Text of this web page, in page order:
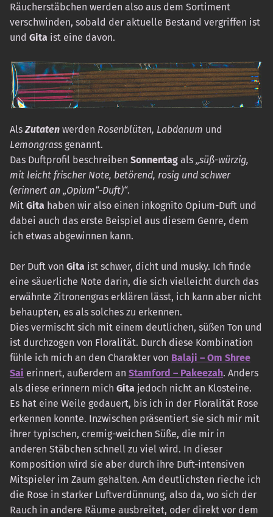
Räucherstäbchen werden also aus dem Sortiment
verschwinden, sobald der aktuelle Bestand vergriffen ist
und Gita ist eine davon.
Als Zutaten werden Rosenblüten, Labdanum und
Lemongrass genannt.
Das Duftprofil beschreiben Sonnentag als „süß-würzig,
mit leicht frischer Note, betörend, rosig und schwer
(erinnert an „Opium“-Duft)“.
Mit Gita haben wir also einen inkognito Opium-Duft und
dabei auch das erste Beispiel aus diesem Genre, dem
ich etwas abgewinnen kann.
Der Duft von Gita ist schwer, dicht und musky. Ich finde
eine säuerliche Note darin, die sich vielleicht durch das
erwähnte Zitronengras erklären lässt, ich kann aber nicht
behaupten, es als solches zu erkennen.
Dies vermischt sich mit einem deutlichen, süßen Ton und
ist durchzogen von Floralität. Durch diese Kombination
fühle ich mich an den Charakter von Balaji – Om Shree
Sai erinnert, außerdem an Stamford – Pakeezah. Anders
als diese erinnern mich Gita jedoch nicht an Klosteine.
Es hat eine Weile gedauert, bis ich in der Floralität Rose
erkennen konnte. Inzwischen präsentiert sie sich mir mit
ihrer typischen, cremig-weichen Süße, die mir in
anderen Stäbchen schnell zu viel wird. In dieser
Komposition wird sie aber durch ihre Duft-intensiven
Mitspieler im Zaum gehalten. Am deutlichsten rieche ich
die Rose in starker Luftverdünnung, also da, wo sich der
Rauch in andere Räume ausbreitet, oder direkt vor dem